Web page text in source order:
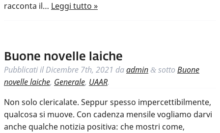
racconta il… Leggi tutto »
Buone novelle laiche
Pubblicati ilDicembre 7th, 2021 daadmin & sotto Buone
novelle laiche, Generale, UAAR.
Non solo clericalate. Seppur spesso impercettibilmente,
qualcosa si muove. Con cadenza mensile vogliamo darvi
anche qualche notizia positiva: che mostri come,